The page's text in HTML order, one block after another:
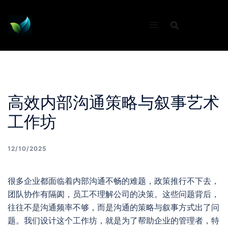
content
高效内部沟通策略与叙事艺术
工作坊
12/10/2025
很多企业都面临着内部沟通不畅的难题，政策推行不下去，
团队协作有隔阂，员工不理解公司的决策。这些问题背后，
往往不是沟通频率不够，而是沟通的策略与叙事方式出了问
题。我们设计这个工作坊，就是为了帮助企业的管理者，特